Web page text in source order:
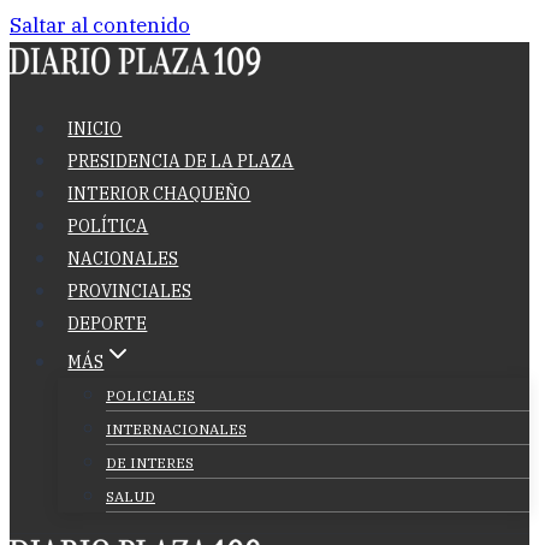
Saltar al contenido
INICIO
PRESIDENCIA DE LA PLAZA
INTERIOR CHAQUEÑO
POLÍTICA
NACIONALES
PROVINCIALES
DEPORTE
MÁS
POLICIALES
INTERNACIONALES
DE INTERES
SALUD